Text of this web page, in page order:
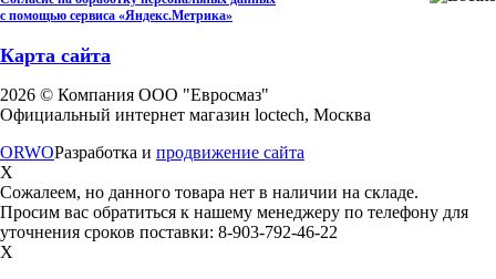
с помощью сервиса «Яндекс.Метрика»
Карта сайта
2026 © Компания ООО "Евросмаз"
Официальный интернет магазин loctech, Москва
ORWOРазработка и продвижение сайта
X
Сожалеем, но данного товара нет в наличии на складе.
Просим вас обратиться к нашему менеджеру по телефону для
уточнения сроков поставки: 8-903-792-46-22
X